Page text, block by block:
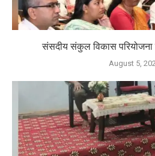
संसदीय संकुल विकास
August 5,